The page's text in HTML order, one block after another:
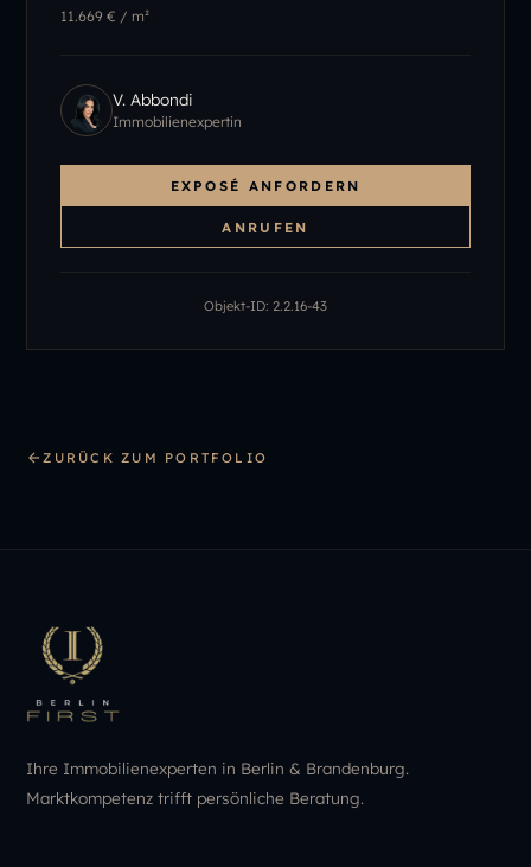
11.669 € / m²
V. Abbondi
Immobilienexpertin
EXPOSÉ ANFORDERN
ANRUFEN
Objekt-ID: 2.2.16-43
ZURÜCK ZUM PORTFOLIO
Ihre Immobilienexperten in Berlin & Brandenburg.
Marktkompetenz trifft persönliche Beratung.